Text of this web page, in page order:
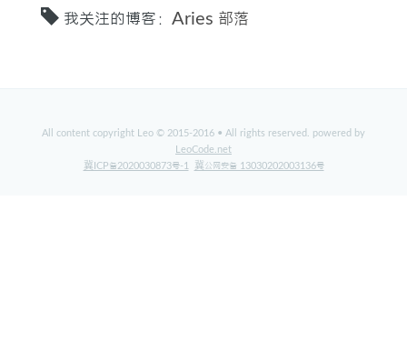
我关注的博客： Aries 部落
All content copyright Leo © 2015-2016 • All rights reserved. powered by
LeoCode.net
冀ICP备2020030873号-1
冀公网安备 13030202003136号